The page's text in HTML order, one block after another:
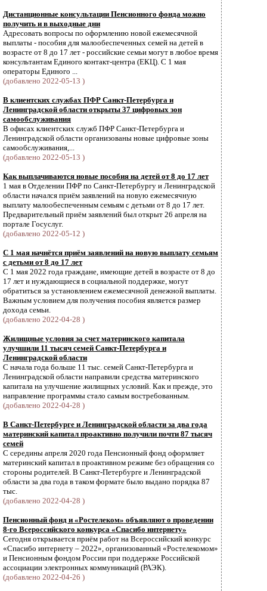
Дистанционные консультации Пенсионного фонда можно
получить и в выходные дни
Адресовать вопросы по оформлению новой ежемесячной
выплаты - пособия для малообеспеченных семей на детей в
возрасте от 8 до 17 лет - российские семьи могут в любое время
консультантам Единого контакт-центра (ЕКЦ). С 1 мая
операторы Единого ...
(добавлено 2022-05-13 )
В клиентских службах ПФР Санкт-Петербурга и
Ленинградской области открыты 37 цифровых зон
самообслуживания
В офисах клиентских служб ПФР Санкт-Петербурга и
Ленинградской области организованы новые цифровые зоны
самообслуживания,...
(добавлено 2022-05-13 )
Как выплачиваются новые пособия на детей от 8 до 17 лет
1 мая в Отделении ПФР по Санкт-Петербургу и Ленинградской
области начался приём заявлений на новую ежемесячную
выплату малообеспеченным семьям с детьми от 8 до 17 лет.
Предварительный приём заявлений был открыт 26 апреля на
портале Госуслуг.
(добавлено 2022-05-12 )
С 1 мая начнётся приём заявлений на новую выплату семьям
с детьми от 8 до 17 лет
С 1 мая 2022 года граждане, имеющие детей в возрасте от 8 до
17 лет и нуждающиеся в социальной поддержке, могут
обратиться за установлением ежемесячной денежной выплаты.
Важным условием для получения пособия является размер
дохода семьи.
(добавлено 2022-04-28 )
Жилищные условия за счет материнского капитала
улучшили 11 тысяч семей Санкт-Петербурга и
Ленинградской области
С начала года больше 11 тыс. семей Санкт-Петербурга и
Ленинградской области направили средства материнского
капитала на улучшение жилищных условий. Как и прежде, это
направление программы стало самым востребованным.
(добавлено 2022-04-28 )
В Санкт-Петербурге и Ленинградской области за два года
материнский капитал проактивно получили почти 87 тысяч
семей
С середины апреля 2020 года Пенсионный фонд оформляет
материнский капитал в проактивном режиме без обращения со
стороны родителей. В Санкт-Петербурге и Ленинградской
области за два года в таком формате было выдано порядка 87
тыс.
(добавлено 2022-04-28 )
Пенсионный фонд и «Ростелеком» объявляют о проведении
8-го Всероссийского конкурса «Спасибо интернету»
Сегодня открывается приём работ на Всероссийский конкурс
«Спасибо интернету – 2022», организованный «Ростелекомом»
и Пенсионным фондом России при поддержке Российской
ассоциации электронных коммуникаций (РАЭК).
(добавлено 2022-04-26 )